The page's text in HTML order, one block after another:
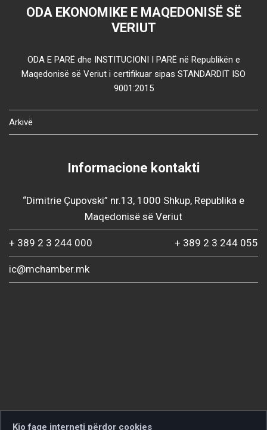
ODA EKONOMIKE E MAQEDONISË SË
VERIUT
ODA E PARË dhe INSTITUCIONI I PARË në Republikën e
Maqedonisë së Veriut i certifikuar sipas STANDARDIT ISO
9001:2015
Arkivë
Informacione kontakti
“Dimitrie Çupovski” nr.13, 1000 Shkup, Republika e
Maqedonisë së Veriut
+ 389 2 3 244 000 + 389 2 3 244 055
ic@mchamber.mk
Kjo faqe interneti përdor cookies